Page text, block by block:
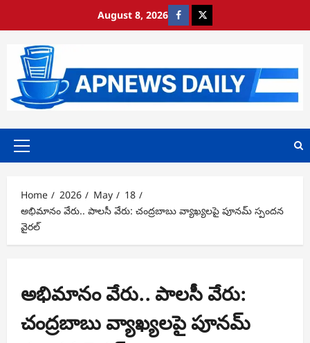
August 8, 2026 https://www.facebook.com/
https://x.com/
Primary
Home 2026 May
18
అభిమానం వేరు.. పాలసీ వేరు: చంద్రబాబు వ్యాఖ్యలపై పూనమ్ స్పందన
వైరల్
అభిమానం వేరు.. పాలసీ వేరు:
చంద్రబాబు వ్యాఖ్యలపై పూనమ్